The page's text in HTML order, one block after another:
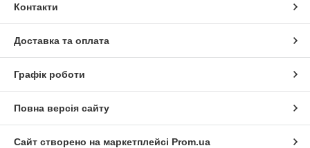
Контакти
Доставка та оплата
Графік роботи
Повна версія сайту
Сайт створено на маркетплейсі Prom.ua